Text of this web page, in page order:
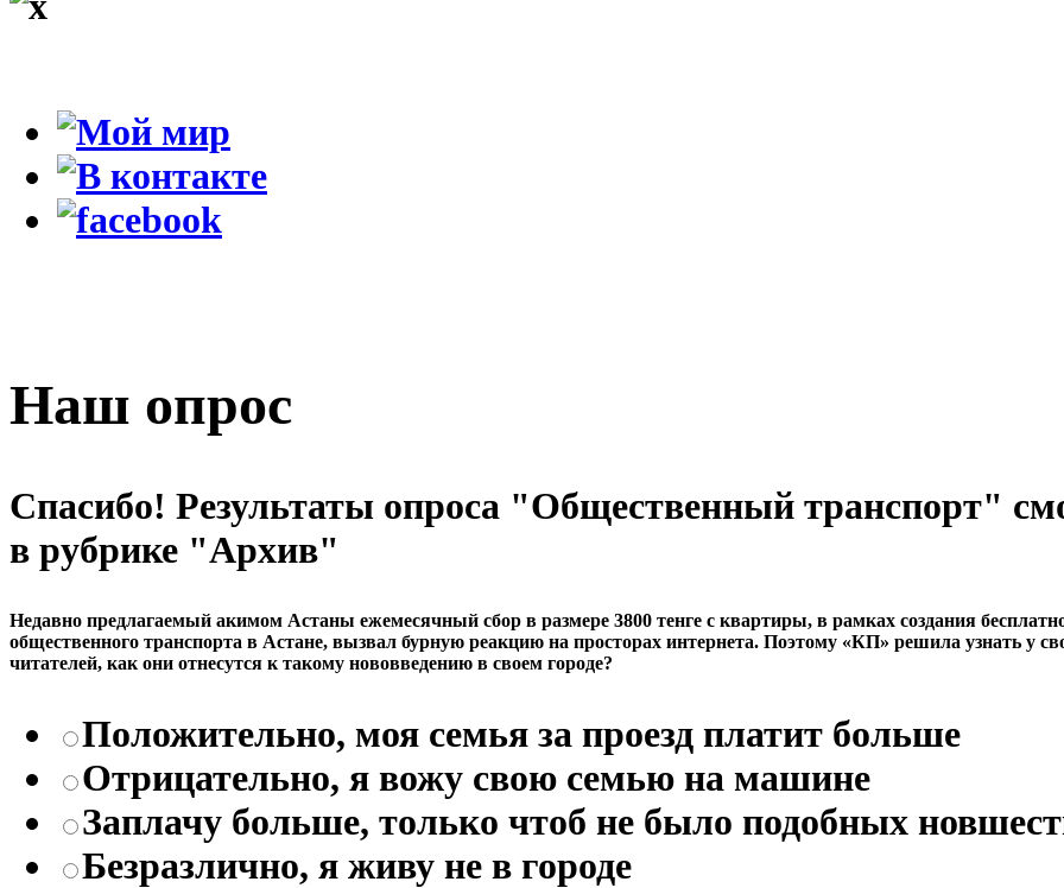
Наш опрос
Спасибо! Результаты опроса "Общественный транспорт"
в рубрике "Архив"
Недавно предлагаемый акимом Астаны ежемесячный сбор в размере 3800 тенге с квартиры, в рамках создания
общественного транспорта в Астане, вызвал бурную реакцию на просторах интернета. Поэтому «КП» решила узнать у
читателей, как они отнесутся к такому нововведению в своем городе?
Положительно, моя семья за проезд платит больше
Отрицательно, я вожу свою семью на машине
Заплачу больше, только чтоб не было подобных
Безразлично, я живу не в городе